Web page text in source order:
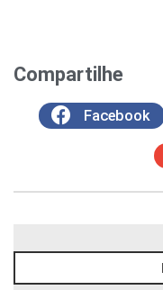
Compartilhe
Facebook